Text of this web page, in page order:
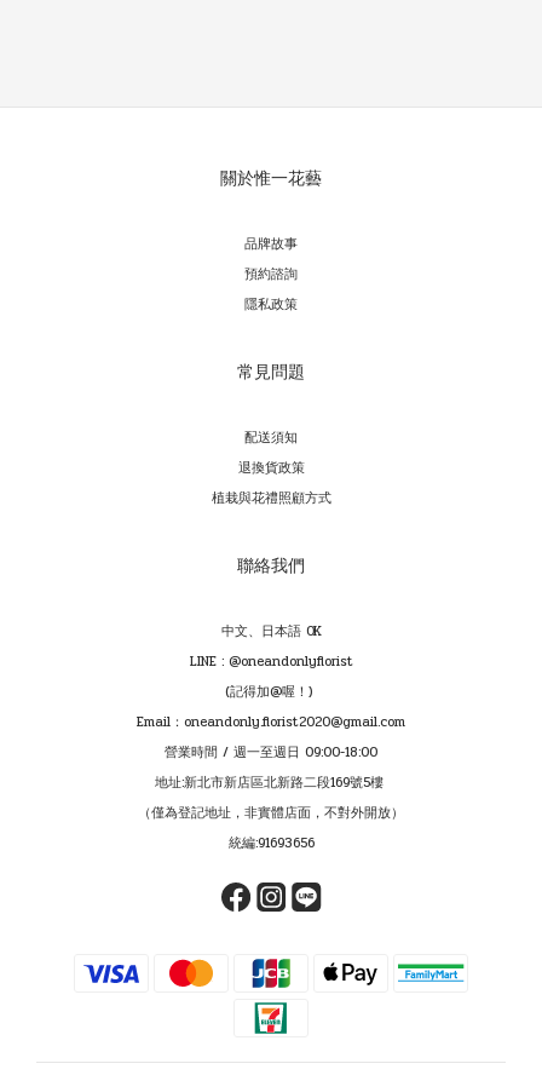
關於惟一花藝
品牌故事
預約諮詢
隱私政策
常見問題
配送須知
退換貨政策
植栽與花禮照顧方式
聯絡我們
中文、日本語 OK
LINE : @oneandonlyflorist
(記得加@喔！)
Email：oneandonly.florist2020@gmail.com
營業時間 / 週一至週日 09:00-18:00
地址:新北市新店區北新路二段169號5樓
（僅為登記地址，非實體店面，不對外開放）
統編:91693656